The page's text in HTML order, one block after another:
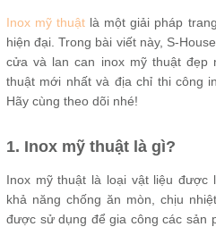
Inox mỹ thuật là một giải pháp
hiện đại. Trong bài viết này, S-
cửa và lan can inox mỹ thuật đẹp
thuật mới nhất và địa chỉ thi công
Hãy cùng theo dõi nhé!
1. Inox mỹ thuật là gì?
Inox mỹ thuật là loại vật liệu được
khả năng chống ăn mòn, chịu
được sử dụng để gia công các sản